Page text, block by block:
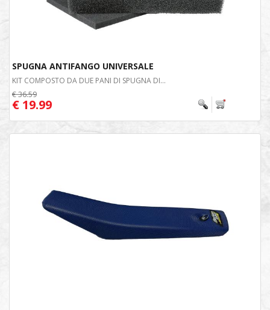
SPUGNA ANTIFANGO UNIVERSALE
KIT COMPOSTO DA DUE PANI DI SPUGNA DI...
€ 36.59
€ 19.99